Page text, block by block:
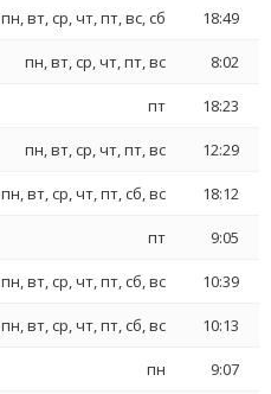
пн, вт, ср, чт, пт, вс, сб 18:49
пн, вт, ср, чт, пт, вс 8:02
пт 18:23
пн, вт, ср, чт, пт, вс 12:29
пн, вт, ср, чт, пт, сб, вс 18:12
пт 9:05
пн, вт, ср, чт, пт, сб, вс 10:39
пн, вт, ср, чт, пт, сб, вс 10:13
пн 9:07